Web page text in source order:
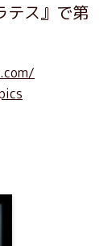
テス』で第